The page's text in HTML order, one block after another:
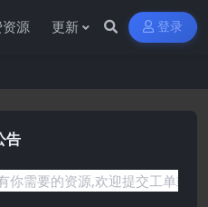
源 更新 登录
告
源,欢迎提交工单或是添加客服